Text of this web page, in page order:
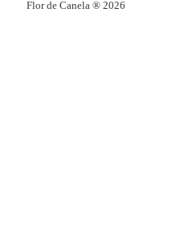
Flor de Canela ® 2026